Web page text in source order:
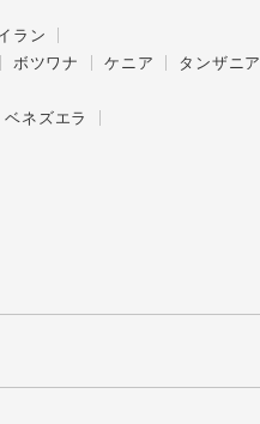
ラン
ボツワナ ケニア
タンザニア
ベネズエラ